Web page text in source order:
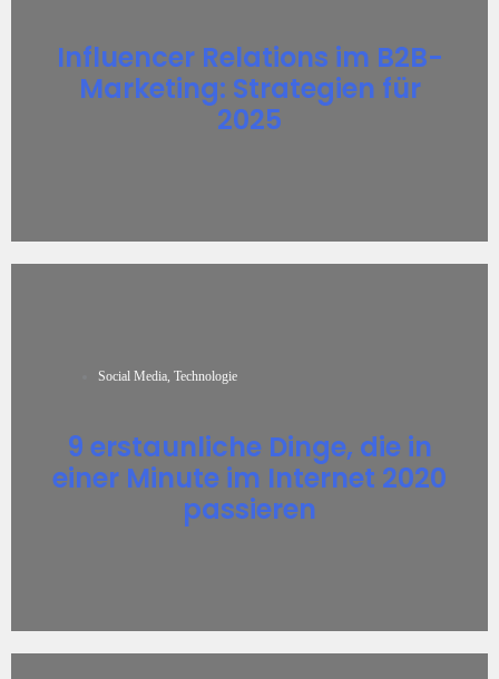
Influencer Relations im B2B-
Marketing: Strategien für
2025
Social Media, Technologie
9 erstaunliche Dinge, die in
einer Minute im Internet 2020
passieren